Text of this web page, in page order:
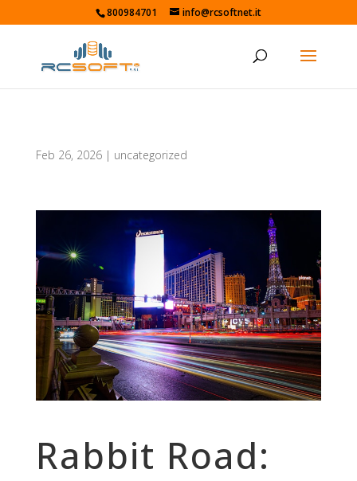
800984701 info@rcsoftnet.it
Feb 26, 2026| uncategorized
Rabbit Road: